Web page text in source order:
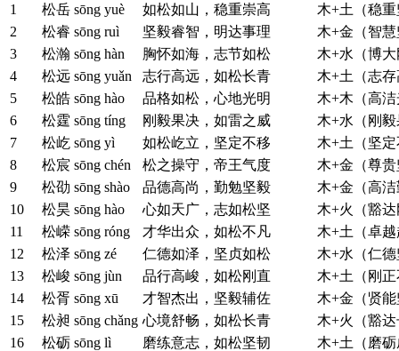
1
松岳 sōng yuè 如松如山，稳重崇高
木+土（稳
2
松睿 sōng ruì 坚毅睿智，明达事理
木+金（智
3
松瀚 sōng hàn 胸怀如海，志节如松
木+水（博
4
松远 sōng yuǎn 志行高远，如松长青
木+土（志
5
松皓 sōng hào 品格如松，心地光明
木+木（高
6
松霆 sōng tíng 刚毅果决，如雷之威
木+水（刚
7
松屹 sōng yì 如松屹立，坚定不移
木+土（坚
8
松宸 sōng chén 松之操守，帝王气度
木+金（尊
9
松劭 sōng shào 品德高尚，勤勉坚毅
木+金（高
10
松昊 sōng hào 心如天广，志如松坚
木+火（豁
11
松嵘 sōng róng 才华出众，如松不凡
木+土（卓
12
松泽 sōng zé 仁德如泽，坚贞如松
木+水（仁
13
松峻 sōng jùn 品行高峻，如松刚直
木+土（刚
14
松胥 sōng xū 才智杰出，坚毅辅佐
木+金（贤
15
松昶 sōng chǎng 心境舒畅，如松长青
木+火（豁
16
松砺 sōng lì 磨练意志，如松坚韧
木+土（磨